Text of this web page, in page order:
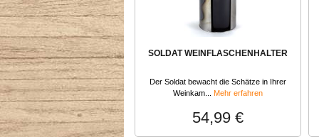
SOLDAT WEINFLASCHENHALTER
Der Soldat bewacht die Schätze in Ihrer
Weinkam... Mehr erfahren
54,99 €